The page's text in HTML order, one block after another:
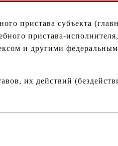
пристава субъекта
пристава-
и другими
их действий